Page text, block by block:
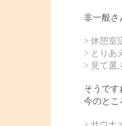
非一般さ
> 休憩室
> とりあ
> 見て選
そうです
今のとこ